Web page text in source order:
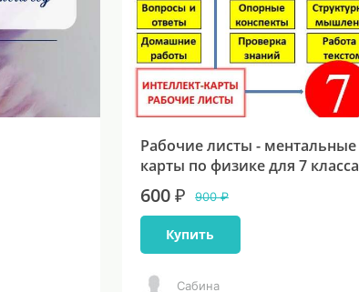
Рабочие листы - ментальные
карты по физике для 7 класса
600 ₽ 900 ₽
Купить
Сабина